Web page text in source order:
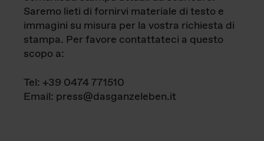
Saremo lieti di fornirvi materiale di testo e
immagini su misura per la vostra richiesta di
stampa. Per favore contattateci a questo
scopo a:
Tel: +39 0474 771510
Email: press@dasganzeleben.it